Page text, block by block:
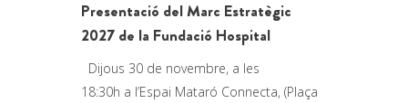
Presentació del Marc Estratègic
2027 de la Fundació Hospital
Dijous 30 de novembre, a les
18:30h a l’Espai Mataró Connecta, (Plaça